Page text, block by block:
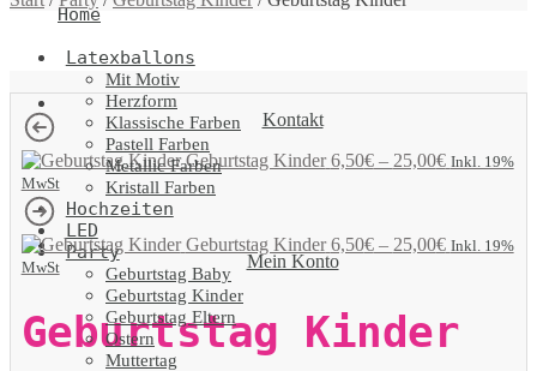
Kontakt
Mein Konto
Home
Latexballons
Mit Motiv
Herzform
Klassische Farben
Pastell Farben
Metallic Farben
Kristall Farben
Hochzeiten
LED
Party
Geburtstag Baby
Geburtstag Kinder
Geburtstag Eltern
Ostern
Muttertag
Geburtstag Kinder 6,50€– 25,00€ Inkl. 19%
MwSt
Geburtstag Kinder 6,50€– 25,00€ Inkl. 19%
MwSt
Geburtstag Kinder